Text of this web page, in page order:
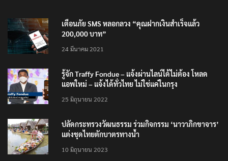
เตือนภัย SMS หลอกลวง “คุณฝากเงินสำเร็จแล้ว
200,000 บาท”
24 มีนาคม 2021
รู้จัก Traffy Fondue – แจ้งผ่านไลน์ได้ไม่ต้อง โหลด
แอพใหม่ – แจ้งได้ทั่วไทย ไม่ใช่แค่ในกรุง
25 มิถุนายน 2022
ปลัดกระทรวงวัฒนธรรม ร่วมกิจกรรม ‘นาวาภิกขาจาร’
แต่งชุดไทยตักบาตรทางน้ำ
10 มิถุนายน 2023